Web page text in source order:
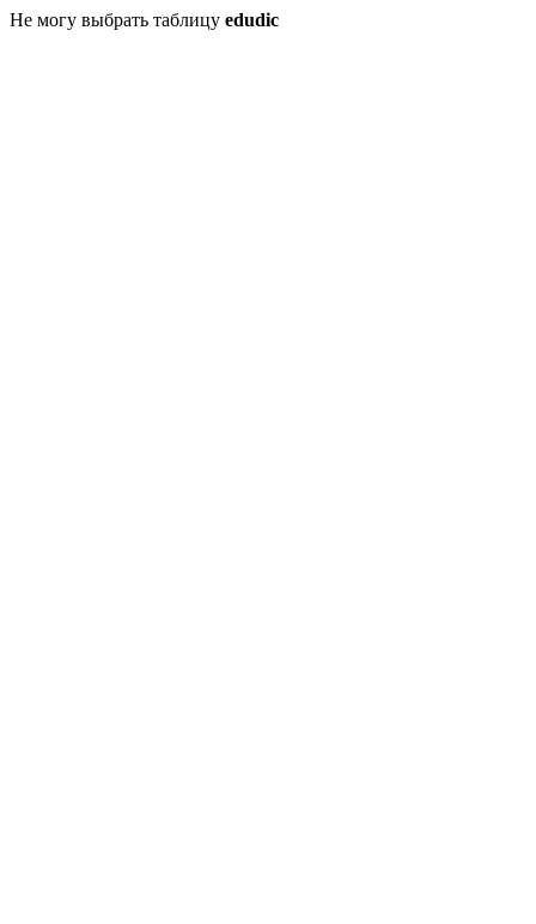
Не могу выбрать таблицу edudic